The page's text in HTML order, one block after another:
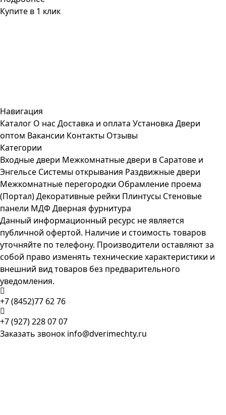
Купите в 1 клик
Навигация
Каталог О нас Доставка и оплата Установка Двери
оптом Вакансии Контакты Отзывы
Категории
Входные двери Межкомнатные двери в Саратове и
Энгельсе Системы открывания Раздвижные двери
Межкомнатные перегородки Обрамление проема
(Портал)Декоративные рейки Плинтусы Стеновые
панели МДФ Дверная фурнитура
Данный информационный ресурс не является
публичной офертой. Наличие и стоимость товаров
уточняйте по телефону. Производители оставляют за
собой право изменять технические характеристики и
внешний вид товаров без предварительного
уведомления.
+7 (8452)77 62 76
+7 (927) 228 07 07
Заказать звонок info@dverimechty.ru